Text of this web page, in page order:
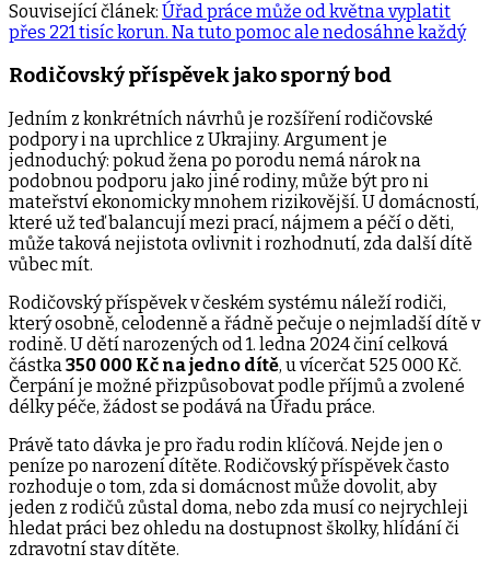
Související článek: Úřad práce může od května vyplatit
přes 221 tisíc korun. Na tuto pomoc ale nedosáhne každý
Rodičovský příspěvek jako sporný bod
Jedním z konkrétních návrhů je rozšíření rodičovské
podpory i na uprchlice z Ukrajiny. Argument je
jednoduchý: pokud žena po porodu nemá nárok na
podobnou podporu jako jiné rodiny, může být pro ni
mateřství ekonomicky mnohem rizikovější. U domácností,
které už teď balancují mezi prací, nájmem a péčí o děti,
může taková nejistota ovlivnit i rozhodnutí, zda další dítě
vůbec mít.
Rodičovský příspěvek v českém systému náleží rodiči,
který osobně, celodenně a řádně pečuje o nejmladší dítě v
rodině. U dětí narozených od 1. ledna 2024 činí celková
částka 350 000 Kč na jedno dítě, u vícerčat 525 000 Kč.
Čerpání je možné přizpůsobovat podle příjmů a zvolené
délky péče, žádost se podává na Úřadu práce.
Právě tato dávka je pro řadu rodin klíčová. Nejde jen o
peníze po narození dítěte. Rodičovský příspěvek často
rozhoduje o tom, zda si domácnost může dovolit, aby
jeden z rodičů zůstal doma, nebo zda musí co nejrychleji
hledat práci bez ohledu na dostupnost školky, hlídání či
zdravotní stav dítěte.